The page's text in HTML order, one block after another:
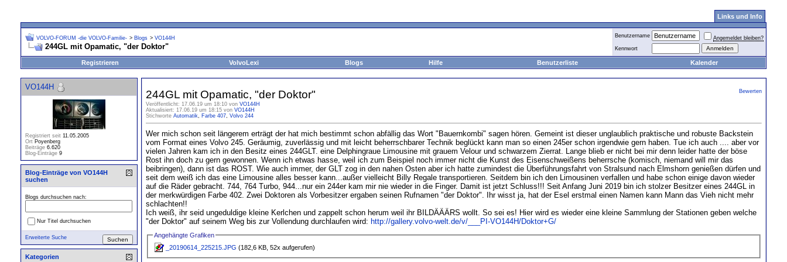
Links und Info
VOLVO-FORUM -die VOLVO-Familie- > Blogs > VO144H
244GL mit Opamatic, "der Doktor"
Benutzername
Angemeldet bleiben?
Kennwort
Registrieren VolvoLexi Blogs Hilfe Benutzerliste Kalender
Bewerten
244GL mit Opamatic, "der Doktor"
Veröffentlicht: 17.06.19 um 18:10 von VO144H
Aktualisiert: 17.06.19 um 18:15 von VO144H
Stichworte Automatik, Farbe 407, Volvo 244
Wer mich schon seit längerem erträgt der hat mich bestimmt schon abfällig das Wort "Bauernkombi" sagen hören. Gemeint ist dieser unglaublich praktische und robuste Backstein
vom Format eines Volvo 245. Geräumig, zuverlässig und mit leicht beherrschbarer Technik beglückt kann man so einen 245er schon irgendwie gern haben. Tue ich auch .... aber vor
vielen Jahren kam ich in den Besitz eines 244GLT. eine Delphingraue Limousine mit grauem Velour und schwarzem Zierrat. Lange blieb er nicht bei mir denn leider hatte der böse
Rost ihn doch zu gern gewonnen. Wenn ich etwas hasse, weil ich zum Beispiel noch immer nicht die Kunst des Eisenschweißens beherrsche (komisch, niemand will mir das
beibringen), dann ist das ROST. Wie auch immer, der GLT zog in den nahen Osten aber ich hatte zumindest die Überführungsfahrt von Stralsund nach Elmshorn genießen dürfen und
seit dem weiß ich das eine Limousine alles besser kann...außer vielleicht Billy Regale transportieren. Seitdem bin ich den Limousinen verfallen und habe schon einige davon wieder
auf die Räder gebracht. 744, 764 Turbo, 944...nur ein 244er kam mir nie wieder in die Finger. Damit ist jetzt Schluss!!! Seit Anfang Juni 2019 bin ich stolzer Besitzer eines 244GL in
der merkwürdigen Farbe 402. Zwei Doktoren als Vorbesitzer ergaben seinen Rufnamen "der Doktor". Ihr wisst ja, hat der Esel erstmal einen Namen kann Mann das Vieh nicht mehr
schlachten!!
Ich weiß, ihr seid ungeduldige kleine Kerlchen und zappelt schon herum weil ihr BILDÄÄÄRS wollt. So sei es! Hier wird es wieder eine kleine Sammlung der Stationen geben welche
"der Doktor" auf seinem Weg bis zur Vollendung durchlaufen wird: http://gallery.volvo-welt.de/v/___PI-VO144H/Doktor+G/
Angehängte Grafiken
_20190614_225215.JPG (182,6 KB, 52x aufgerufen)
VO144H
Registriert seit 11.05.2005
Ort Poyenberg
Beiträge 6.620
Blog-Einträge 9
Blog-Einträge von VO144H
suchen
Blogs durchsuchen nach:
Nur Titel durchsuchen
Erweiterte Suche
Kategorien